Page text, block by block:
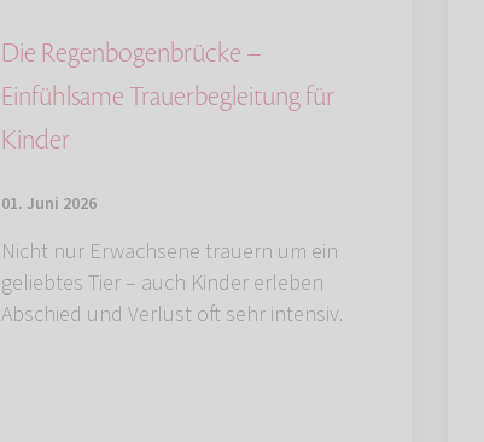
Die Regenbogenbrücke –
Einfühlsame Trauerbegleitung für
Kinder
01. Juni 2026
Nicht nur Erwachsene trauern um ein
geliebtes Tier – auch Kinder erleben
Abschied und Verlust oft sehr intensiv.